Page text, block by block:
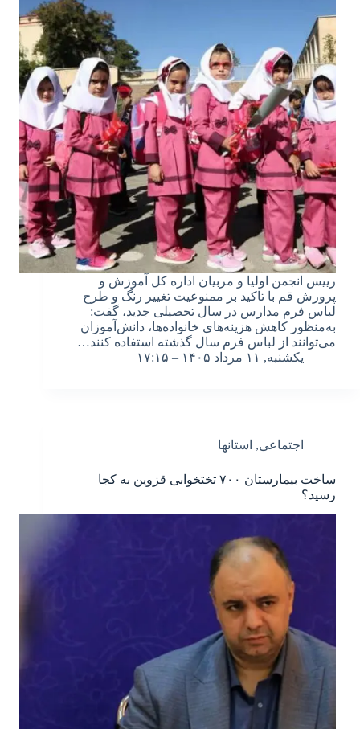
رییس انجمن اولیا و مربیان اداره کل آموزش و
پرورش قم با تاکید بر ممنوعیت تغییر رنگ و طرح
لباس فرم مدارس در سال تحصیلی جدید، گفت:
به‌منظور کاهش هزینه‌های خانواده‌ها، دانش‌آموزان
می‌توانند از لباس فرم سال گذشته استفاده کنند…
یکشنبه, ۱۱ مرداد ۱۴۰۵ – ۱۷:۱۵
اجتماعی, استانها
ساخت بیمارستان ۷۰۰ تختخوابی قزوین به کجا
رسید؟